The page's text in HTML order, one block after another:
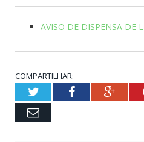
AVISO DE DISPENSA DE
COMPARTILHAR:
TwitterFacebook
Email